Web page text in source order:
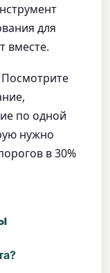
для
вместе.
Посмотрите
по одной
нужно
в 30%